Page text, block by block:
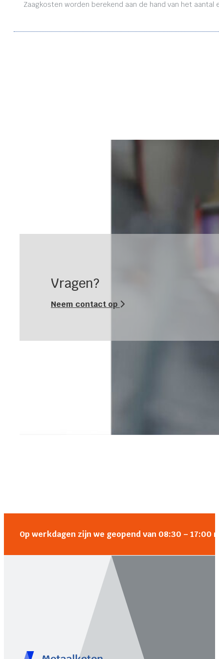
Zaagkosten worden berekend aan de hand van het
Vragen?
Neem contact op
Op werkdagen zijn we geopend van 08:30 –